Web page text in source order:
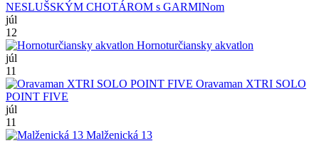
NESLUŠSKÝM CHOTÁROM s GARMINom
júl
12
Hornoturčiansky akvatlon
júl
11
Oravaman XTRI SOLO
POINT FIVE
júl
11
Malženická 13